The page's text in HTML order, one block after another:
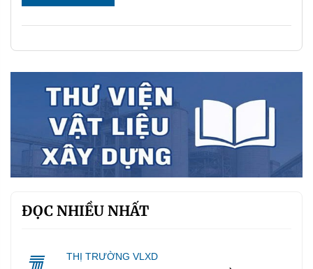
ĐỌC NHIỀU NHẤT
THỊ TRƯỜNG VLXD